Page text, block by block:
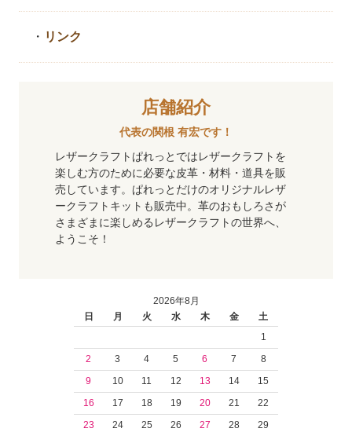
・ リンク
店舗紹介
代表の関根 有宏です！
レザークラフトぱれっとではレザークラフトを
楽しむ方のために必要な皮革・材料・道具を販
売しています。ぱれっとだけのオリジナルレザ
ークラフトキットも販売中。革のおもしろさが
さまざまに楽しめるレザークラフトの世界へ、
ようこそ！
2026年8月
日
月 火 水 木 金
土
1
2
3 4 5 6 7
8
9
10 11 12 13 14
15
16
17 18 19 20 21
22
23
24 25 26 27 28
29